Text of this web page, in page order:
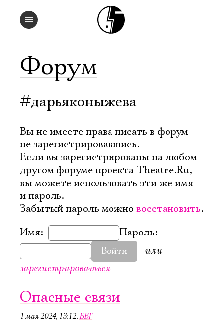
Форум
#дарьяконыжева
Вы не имеете права писать в форум
не зарегистрировавшись.
Если вы зарегистрированы на любом
другом форуме проекта Theatre.Ru,
вы можете использовать эти же имя
и пароль.
Забытый пароль можно восстановить.
Имя:
Пароль:
Войти
или
зарегистрироваться
Опасные связи
1 мая 2024, 13:12,БВГ